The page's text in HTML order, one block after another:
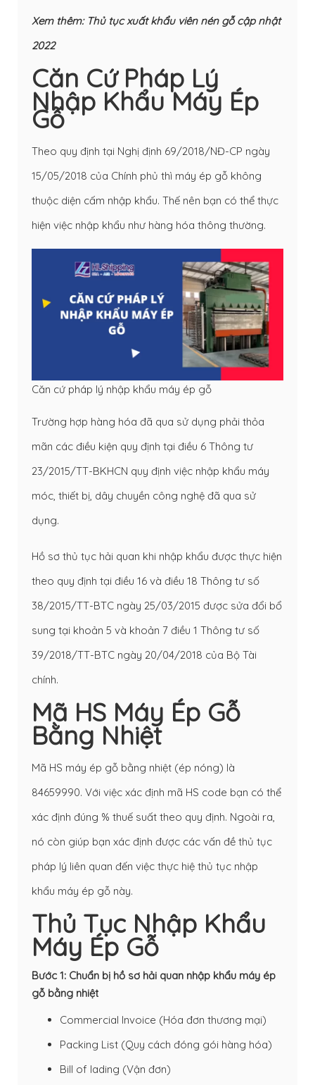
Xem thêm: Thủ tục xuất khẩu viên nén gỗ cập nhật
2022
Căn Cứ Pháp Lý
Nhập Khẩu Máy Ép
Gỗ
Theo quy định tại Nghị định 69/2018/NĐ-CP ngày
15/05/2018 của Chính phủ thì máy ép gỗ không
thuộc diện cấm nhập khẩu. Thế nên bạn có thể thực
hiện việc nhập khẩu như hàng hóa thông thường.
Căn cứ pháp lý nhập khẩu máy ép gỗ
Trường hợp hàng hóa đã qua sử dụng phải thỏa
mãn các điều kiện quy định tại điều 6 Thông tư
23/2015/TT-BKHCN quy định việc nhập khẩu máy
móc, thiết bị, dây chuyền công nghệ đã qua sử
dụng.
Hồ sơ thủ tục hải quan khi nhập khẩu được thực hiện
theo quy định tại điều 16 và điều 18 Thông tư số
38/2015/TT-BTC ngày 25/03/2015 được sửa đổi bổ
sung tại khoản 5 và khoản 7 điều 1 Thông tư số
39/2018/TT-BTC ngày 20/04/2018 của Bộ Tài
chính.
Mã HS Máy Ép Gỗ
Bằng Nhiệt
Mã HS máy ép gỗ bằng nhiệt (ép nóng) là
84659990. Với việc xác định mã HS code bạn có thể
xác định đúng % thuế suất theo quy định. Ngoài ra,
nó còn giúp bạn xác định được các vấn đề thủ tục
pháp lý liên quan đến việc thực hiệ thủ tục nhập
khẩu máy ép gỗ này.
Thủ Tục Nhập Khẩu
Máy Ép Gỗ
Bước 1: Chuẩn bị hồ sơ hải quan nhập khẩu máy ép
gỗ bằng nhiệt
Commercial Invoice (Hóa đơn thương mại)
Packing List (Quy cách đóng gói hàng hóa)
Bill of lading (Vận đơn)